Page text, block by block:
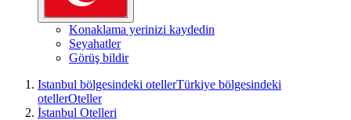
Konaklama yerinizi kaydedin
Seyahatler
Görüş bildir
Istanbul bölgesindeki otellerTürkiye bölgesindeki
otellerOteller
İstanbul Otelleri